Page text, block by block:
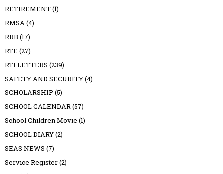
RETIREMENT(1)
RMSA(4)
RRB (17)
RTE (27)
RTI LETTERS (239)
SAFETY AND SECURITY(4)
SCHOLARSHIP (5)
SCHOOL CALENDAR(57)
School Children Movie (1)
SCHOOL DIARY(2)
SEAS NEWS (7)
Service Register(2)